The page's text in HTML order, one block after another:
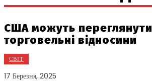
США можуть переглянути
торговельні відносини
СВІТ
17 Березня, 2025